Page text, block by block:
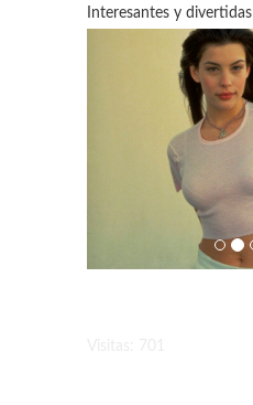
Interesantes y divertidas